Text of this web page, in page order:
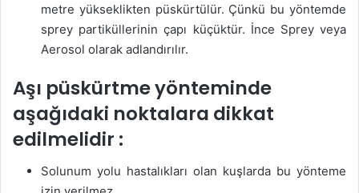
metre yükseklikten püskürtülür. Çünkü bu yöntemde
sprey partiküllerinin çapı küçüktür. İnce Sprey veya
Aerosol olarak adlandırılır.
Aşı püskürtme yönteminde
aşağıdaki noktalara dikkat
edilmelidir :
Solunum yolu hastalıkları olan kuşlarda bu yönteme